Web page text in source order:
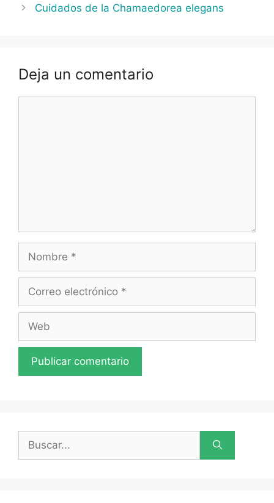
Cuidados de la Chamaedorea elegans
Deja un comentario
electrónico